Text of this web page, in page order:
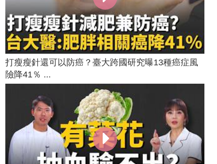
打瘦瘦針還可以防癌？臺大跨國研究曝13種癌症風
險降41％ ...